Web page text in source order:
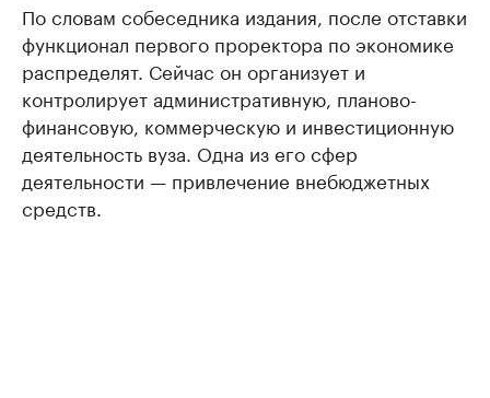
По словам собеседника издания, после отставки
функционал первого проректора по экономике
распределят. Сейчас он организует и
контролирует административную, планово-
финансовую, коммерческую и инвестиционную
деятельность вуза. Одна из его сфер
деятельности — привлечение внебюджетных
средств.